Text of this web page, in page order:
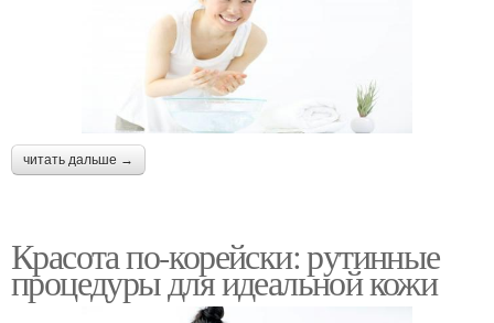
читать дальше →
Красота по-корейски: рутинные
процедуры для идеальной кожи